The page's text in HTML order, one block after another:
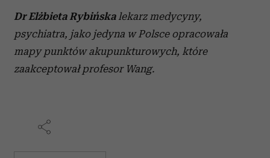
DrElżbieta Rybińskalekarz medycyny,
psychiatra, jako jedyna w Polsce opracowała
mapy punktów akupunkturowych, które
zaakceptował profesor Wang.